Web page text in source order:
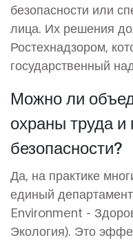
безопасности или
лица. Их решения
Ростехнадзором,
государственный
Можно ли
охраны труда
безопасности?
Да, на практике
единый
Environment -
Экология). Это